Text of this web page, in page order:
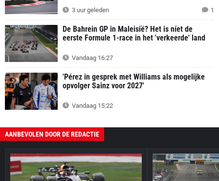
3 uur geleden 1
De Bahrein GP in Maleisië? Het is níet de
eerste Formule 1-race in het 'verkeerde' land
Vandaag 16:27
'Pérez in gesprek met Williams als mogelijke
opvolger Sainz voor 2027'
Vandaag 15:22
AANBEVOLEN DOOR DE REDACTIE